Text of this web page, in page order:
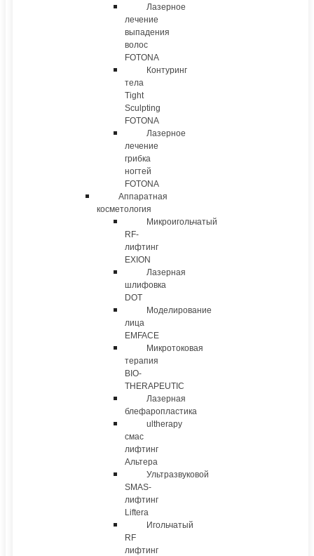
Лазерное
лечение
выпадения
волос
FOTONA
Контуринг
тела
Tight
Sculpting
FOTONA
Лазерное
лечение
грибка
ногтей
FOTONA
Аппаратная
косметология
Микроигольчатый
RF-
лифтинг
EXION
Лазерная
шлифовка
DOT
Моделирование
лица
EMFACE
Микротоковая
терапия
BIO-
THERAPEUTIC
Лазерная
блефаропластика
ultherapy
смас
лифтинг
Альтера
Ультразвуковой
SMAS-
лифтинг
Liftera
Игольчатый
RF
лифтинг